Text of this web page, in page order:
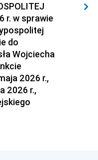
r. w sprawie
do
Wojciecha
2026 r.,
2026 r.,